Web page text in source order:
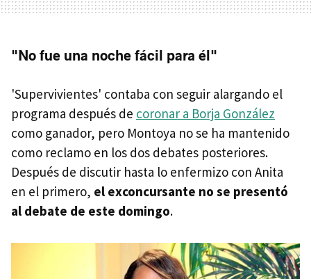
"No fue una noche fácil para él"
'Supervivientes' contaba con seguir alargando el
programa después de coronar a Borja González
como ganador, pero Montoya no se ha mantenido
como reclamo en los dos debates posteriores.
Después de discutir hasta lo enfermizo con Anita
en el primero, el exconcursante no se presentó
al debate de este domingo.